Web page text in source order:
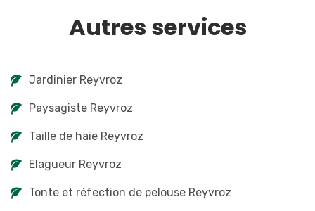
Autres services
Jardinier Reyvroz
Paysagiste Reyvroz
Taille de haie Reyvroz
Elagueur Reyvroz
Tonte et réfection de pelouse Reyvroz